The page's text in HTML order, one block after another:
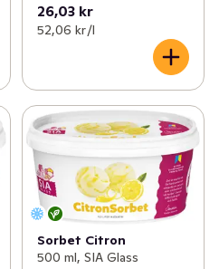
26,03 kr
52,06 kr /l
Sorbet Citron
500 ml, SIA Glass